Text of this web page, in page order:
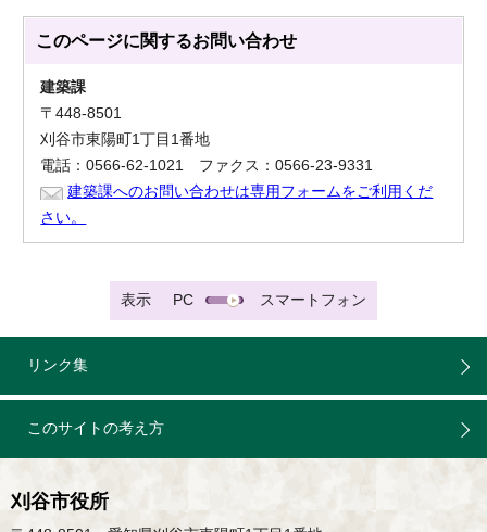
このページに関するお問い合わせ
建築課
〒448-8501
刈谷市東陽町1丁目1番地
電話：0566-62-1021 ファクス：0566-23-9331
建築課へのお問い合わせは専用フォームをご利用くだ
さい。
表示 PC スマートフォン
リンク集
このサイトの考え方
刈谷市役所